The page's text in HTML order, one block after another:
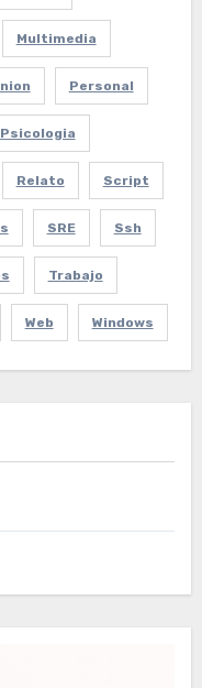
Multimedia
Personal
Psicologia
Relato Script
SRE Ssh
Trabajo
Web Windows